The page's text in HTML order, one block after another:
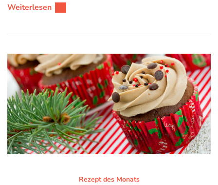
Weiterlesen
Rezept des Monats